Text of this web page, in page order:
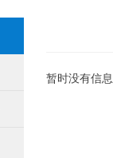
暂时没有信息